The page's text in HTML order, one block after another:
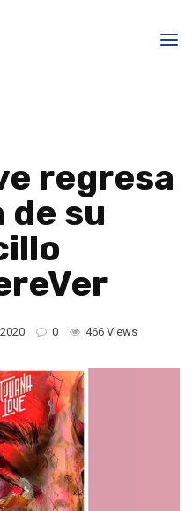
regresa
de su
0 466 Views